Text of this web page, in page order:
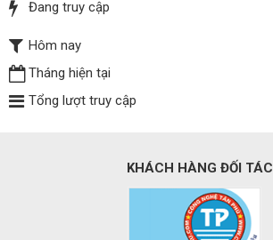
Đang truy cập
Hôm nay
Tháng hiện tại
Tổng lượt truy cập
KHÁCH HÀNG ĐỐI TÁC